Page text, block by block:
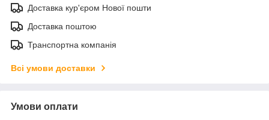
Доставка кур'єром Нової пошти
Доставка поштою
Транспортна компанія
Всі умови доставки
Умови оплати